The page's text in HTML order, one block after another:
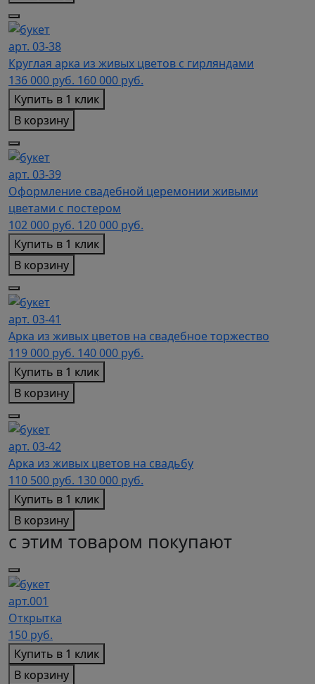
арт. 03-38
Круглая арка из живых цветов с гирляндами
136 000 руб. 160 000 руб.
Купить в 1 клик
В корзину
арт. 03-39
Оформление свадебной церемонии живыми
цветами с постером
102 000 руб. 120 000 руб.
Купить в 1 клик
В корзину
арт. 03-41
Арка из живых цветов на свадебное торжество
119 000 руб. 140 000 руб.
Купить в 1 клик
В корзину
арт. 03-42
Арка из живых цветов на свадьбу
110 500 руб. 130 000 руб.
Купить в 1 клик
В корзину
с этим товаром покупают
арт.001
Открытка
150 руб.
Купить в 1 клик
В корзину